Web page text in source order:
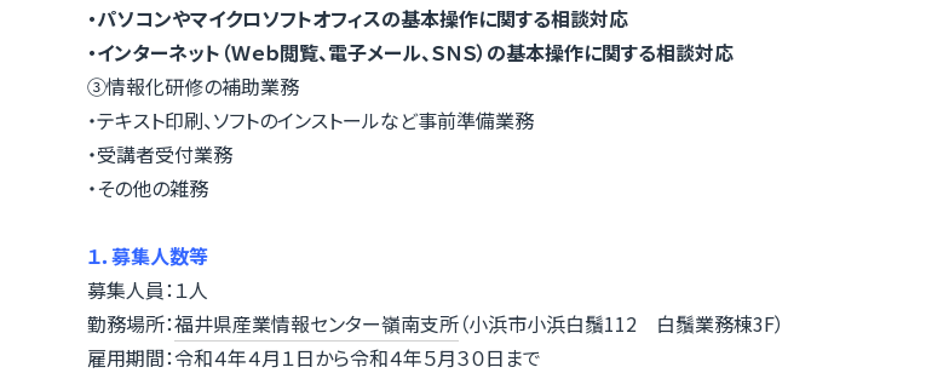
・パソコンやマイクロソフトオフィスの基本操作に関する相談対応
・インターネット（Ｗｅｂ閲覧、電子メール、ＳＮＳ）の基本操作に関する相談対応
③情報化研修の補助業務
・テキスト印刷、ソフトのインストールなど事前準備業務
・受講者受付業務
・その他の雑務
１．募集人数等
募集人員：１人
勤務場所：福井県産業情報センター嶺南支所（小浜市小浜白鬚112 白鬚業務棟3F）
雇用期間：令和４年４月１日から令和４年５月３０日まで